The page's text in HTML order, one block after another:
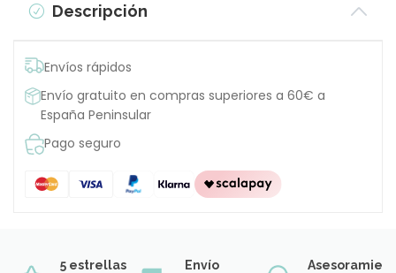
Descripción
Envíos rápidos
Envío gratuito en compras superiores a 60€ a
España Peninsular
Pago seguro
5 estrellas
Envío